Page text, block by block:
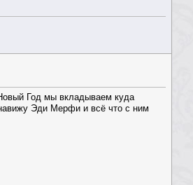
Год мы вкладываем куда
Эди Мерфи и всё что с ним